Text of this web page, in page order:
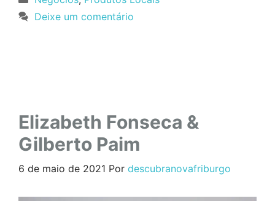
Deixe um comentário
Elizabeth Fonseca &
Gilberto Paim
6 de maio de 2021 Por descubranovafriburgo